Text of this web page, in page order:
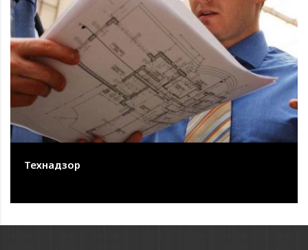
Технадзор